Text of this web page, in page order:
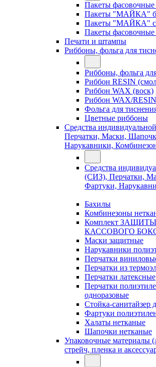
Пакеты фасовочные
Пакеты "МАЙКА"
Пакеты "МАЙКА" с
Пакеты
Печати и штампы
Риббоны, фольга для
Риббоны, фольга
Риббон RESIN
Риббон WAX (воск)
Риббон WAX/
Фольга для
Цветные риббоны
Средства
Перчатки, Маски,
Нарукавники,
Средства
(СИЗ), Перчатки,
Фартуки,
Бахилы
Комбинезоны
Комплект ЗАЩИТЫ
КАССОВОГО
Маски защитные
Нарукавники
Перчатки
Перчатки из
Перчатки латексные
Перчатки
одноразовые
Стойка-санитайзер
Фартуки
Халаты нетканые
Шапочки нетканые
Упаковочные материалы
стрейч, пленка и